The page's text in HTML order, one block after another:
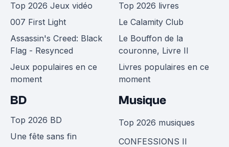
Top 2026 Jeux vidéo
007 First Light
Assassin's Creed: Black
Flag - Resynced
Jeux populaires en ce
moment
Top 2026 livres
Le Calamity Club
Le Bouffon de la
couronne, Livre II
Livres populaires en ce
moment
BD
Top 2026 BD
Une fête sans fin
Musique
Top 2026 musiques
CONFESSIONS II